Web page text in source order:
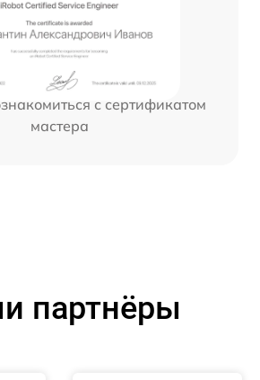
с сертификатом
мастера
партнёры